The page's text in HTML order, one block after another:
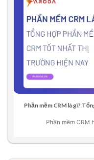
Phần mềm CRM là gì?
Phần mềm CRM